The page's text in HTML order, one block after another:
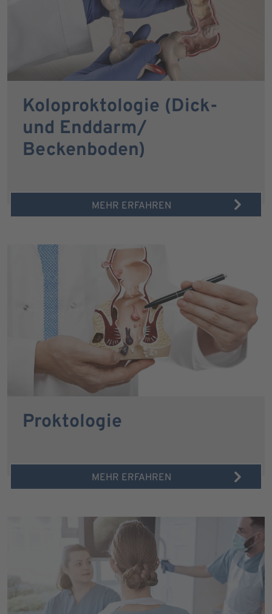
Koloproktologie (Dick-
und Enddarm/
Beckenboden)
MEHR ERFAHREN
Proktologie
MEHR ERFAHREN